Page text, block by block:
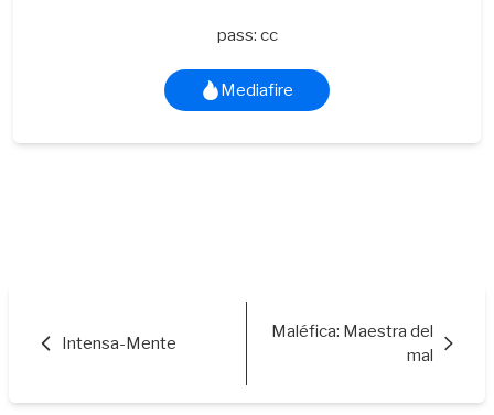
pass: cc
Mediafire
Intensa-Mente
Maléfica: Maestra del
mal